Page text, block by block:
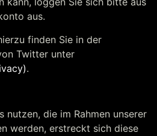
aus.
finden Sie in der
Twitter unter
.
nutzen, die im Rahmen unserer
werden, erstreckt sich diese